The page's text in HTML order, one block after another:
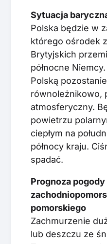
Sytuacja
Polska będzie w
którego ośrodek
Brytyjskich
północne
Polską
równoleżnikowo,
atmosferyczny.
powietrzu
ciepłym na
północy kraju.
spadać.
Prognoza
pomorskiego
Zachmurzenie
lub deszczu ze